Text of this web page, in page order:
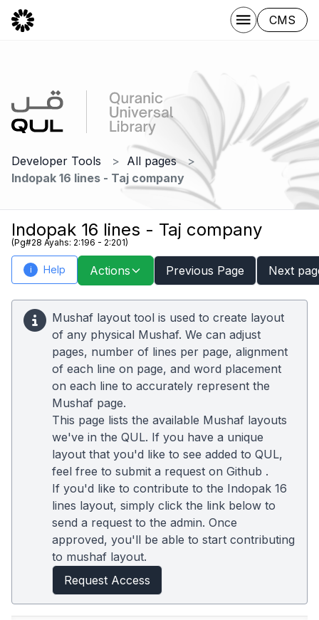
CMS
Developer Tools
All pages
Indopak 16 lines - Taj company
Indopak 16 lines - Taj company
(Pg#28 Ayahs: 2:196 - 2:201)
i Help Actions Previous Page Next
Mushaf layout tool is used to create layout
of any physical Mushaf. We can adjust
pages, number of lines per page, alignment
of each line on page, and word placement
on each line to accurately represent the
Mushaf page.
This page lists the available Mushaf layouts
we've in the QUL. If you have a unique
layout that you'd like to see added to QUL,
feel free to submit a request on Github .
If you'd like to contribute to the Indopak 16
lines layout, simply click the link below to
send a request to the admin. Once
approved, you'll be able to start contributing
to mushaf layout.
Request Access